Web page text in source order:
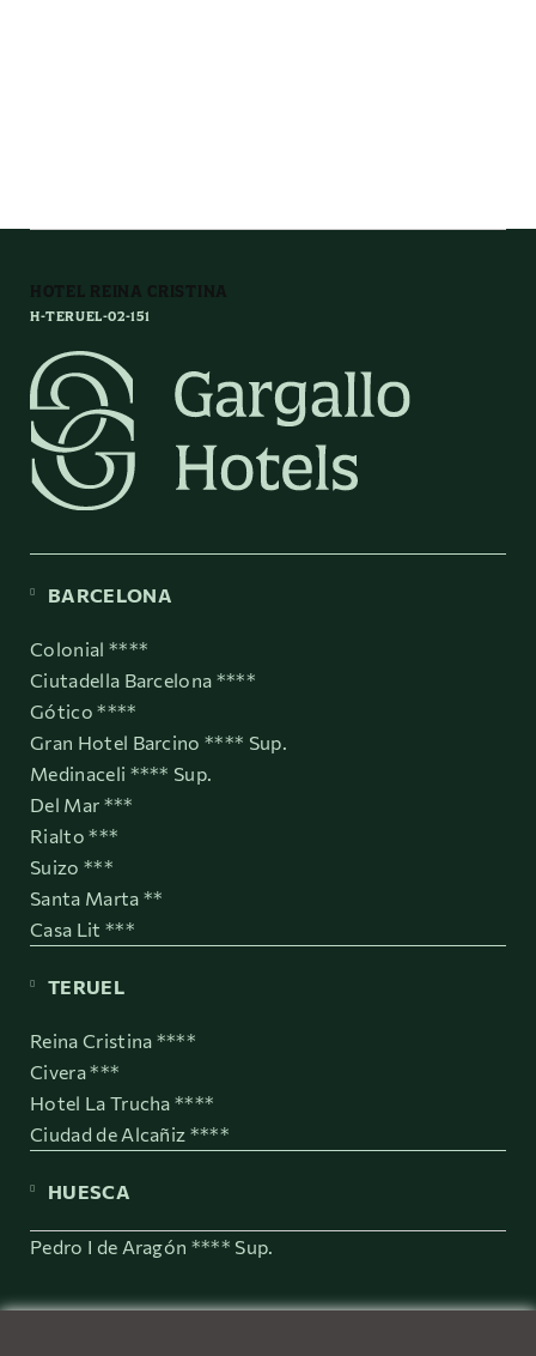
HOTEL REINA CRISTINA
H-TERUEL-02-151
BARCELONA
Colonial ****
Ciutadella Barcelona ****
Gótico ****
Gran Hotel Barcino **** Sup.
Medinaceli **** Sup.
Del Mar ***
Rialto ***
Suizo ***
Santa Marta **
Casa Lit ***
TERUEL
Reina Cristina ****
Civera ***
Hotel La Trucha ****
Ciudad de Alcañiz ****
HUESCA
Pedro I de Aragón **** Sup.